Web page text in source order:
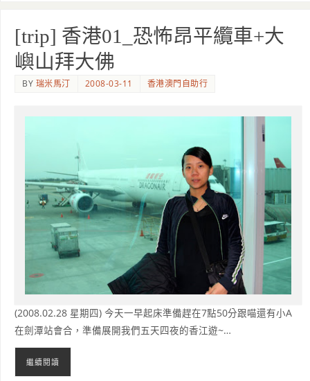
[trip] 香港01_恐怖昂平纜車+大
嶼山拜大佛
BY 瑞米馬汀 2008-03-11 香港澳門自助行
(2008.02.28 星期四) 今天一早起床準備趕在7點50分跟喵還有小A
在劍潭站會合，準備展開我們五天四夜的香江遊~…
繼續閱讀